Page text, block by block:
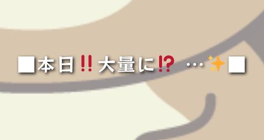
■本日 大量に … ️